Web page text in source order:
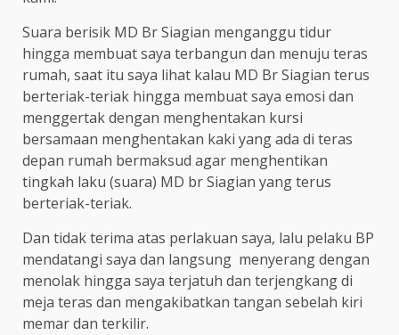
Suara berisik MD Br Siagian menganggu tidur
hingga membuat saya terbangun dan menuju teras
rumah, saat itu saya lihat kalau MD Br Siagian terus
berteriak-teriak hingga membuat saya emosi dan
menggertak dengan menghentakan kursi
bersamaan menghentakan kaki yang ada di teras
depan rumah bermaksud agar menghentikan
tingkah laku (suara) MD br Siagian yang terus
berteriak-teriak.
Dan tidak terima atas perlakuan saya, lalu pelaku BP
mendatangi saya dan langsung menyerang dengan
menolak hingga saya terjatuh dan terjengkang di
meja teras dan mengakibatkan tangan sebelah kiri
memar dan terkilir.